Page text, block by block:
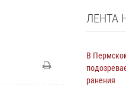
ЛЕНТА
В
ранения